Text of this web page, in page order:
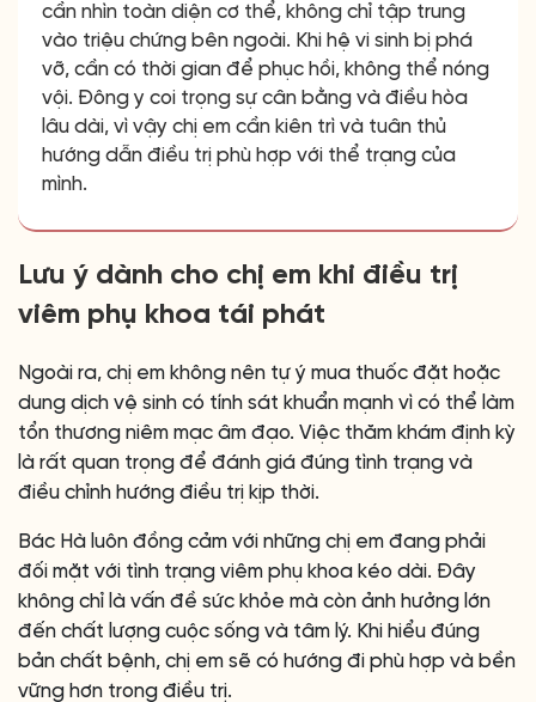
cần nhìn toàn diện cơ thể, không chỉ tập trung
vào triệu chứng bên ngoài. Khi hệ vi sinh bị phá
vỡ, cần có thời gian để phục hồi, không thể nóng
vội. Đông y coi trọng sự cân bằng và điều hòa
lâu dài, vì vậy chị em cần kiên trì và tuân thủ
hướng dẫn điều trị phù hợp với thể trạng của
mình.
Lưu ý dành cho chị em khi điều trị
viêm phụ khoa tái phát
Ngoài ra, chị em không nên tự ý mua thuốc đặt hoặc
dung dịch vệ sinh có tính sát khuẩn mạnh vì có thể làm
tổn thương niêm mạc âm đạo. Việc thăm khám định kỳ
là rất quan trọng để đánh giá đúng tình trạng và
điều chỉnh hướng điều trị kịp thời.
Bác Hà luôn đồng cảm với những chị em đang phải
đối mặt với tình trạng viêm phụ khoa kéo dài. Đây
không chỉ là vấn đề sức khỏe mà còn ảnh hưởng lớn
đến chất lượng cuộc sống và tâm lý. Khi hiểu đúng
bản chất bệnh, chị em sẽ có hướng đi phù hợp và bền
vững hơn trong điều trị.